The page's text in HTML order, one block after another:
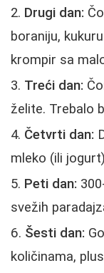
Drugi dan:
boraniju,
krompir sa
Treći dan:
želite. Trebalo
Četvrti dan:
mleko (ili
Peti dan:
svežih
Šesti dan:
količinama,